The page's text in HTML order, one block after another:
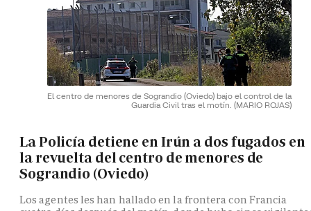
El centro de menores de Sograndio (Oviedo) bajo el control de la
Guardia Civil tras el motín. (MARIO ROJAS)
La Policía detiene en Irún a dos fugados en
la revuelta del centro de menores de
Sograndio (Oviedo)
Los agentes les han hallado en la frontera con Francia